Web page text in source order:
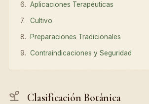
Aplicaciones Terapéuticas
Cultivo
Preparaciones Tradicionales
Contraindicaciones y Seguridad
Clasificación Botánica